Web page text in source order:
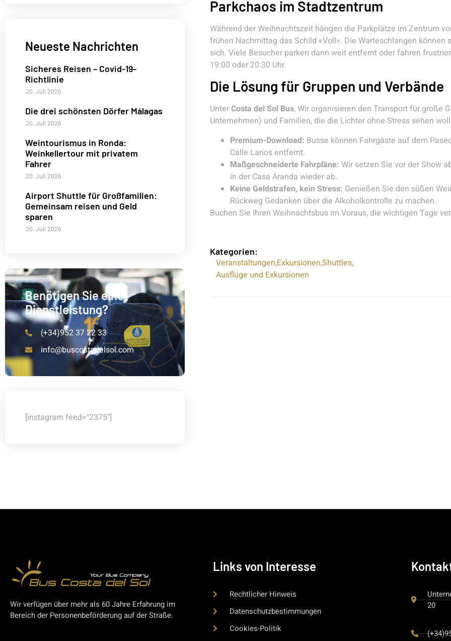
Neueste Nachrichten
Sicheres Reisen – Covid-19-
Richtlinie
20. Juli 2026
Die drei schönsten Dörfer Málagas
20. Juli 2026
Weintourismus in Ronda:
Weinkellertour mit privatem
Fahrer
20. Juli 2026
Airport Shuttle für Großfamilien:
Gemeinsam reisen und Geld
sparen
20. Juli 2026
Benötigen Sie eine
Dienstleistung?
(+34)952 37 22 33
info@buscostadelsol.com
[instagram feed="2375"]
Parkchaos im Stadtzentrum
Während der Weihnachtszeit hängen die Parkplätze im Zentrum
frühen Nachmittag das Schild «Voll». Die Warteschlangen
sich. Viele Besucher parken dann weit entfernt oder fahren
19:00 oder 20:30 Uhr.
Die Lösung für Gruppen und Verbände
UnterCosta del Sol Bus, Wir organisieren den Transport für große
Unternehmen) und Familien, die die Lichter ohne Stress sehen
Premium-Download: Busse können Fahrgäste auf dem
Calle Larios entfernt.
Maßgeschneiderte Fahrpläne: Wir setzen Sie vor der Show
in der Casa Aranda wieder ab.
Keine Geldstrafen, kein Stress: Genießen Sie den süßen
Rückweg Gedanken über die Alkoholkontrolle zu machen.
Buchen Sie Ihren Weihnachtsbus im Voraus, die wichtigen Tage
Kategorien:
Veranstaltungen,Exkursionen,Shuttles,
Ausflüge und Exkursionen
Wir verfügen über mehr als 60 Jahre Erfahrung im
Bereich der Personenbeförderung auf der Straße.
Links von Interesse
Rechtlicher Hinweis
Datenschutzbestimmungen
Cookies-Politik
20